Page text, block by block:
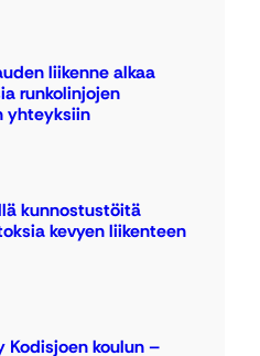
liikenne alkaa
runkolinjojen
yhteyksiin
kunnostustöitä
kevyen liikenteen
Kodisjoen koulun –